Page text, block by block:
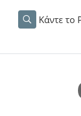
Κάντε το